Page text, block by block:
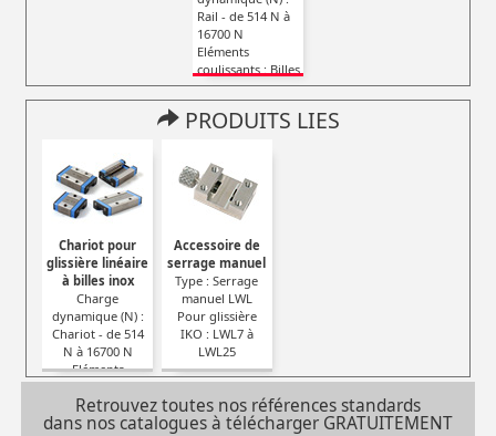
Rail - de 514 N à
16700 N
Eléments
coulissants : Billes
inox
PRODUITS LIES
Chariot pour
glissière linéaire
à billes inox
Charge
dynamique (N) :
Chariot - de 514
N à 16700 N
Eléments
coulissants :
Billes inox
****Rails et
Accessoire de
serrage manuel
Type : Serrage
manuel LWL
Pour glissière
IKO : LWL7 à
LWL25
Retrouvez toutes nos références standards
dans nos catalogues à télécharger GRATUITEMENT